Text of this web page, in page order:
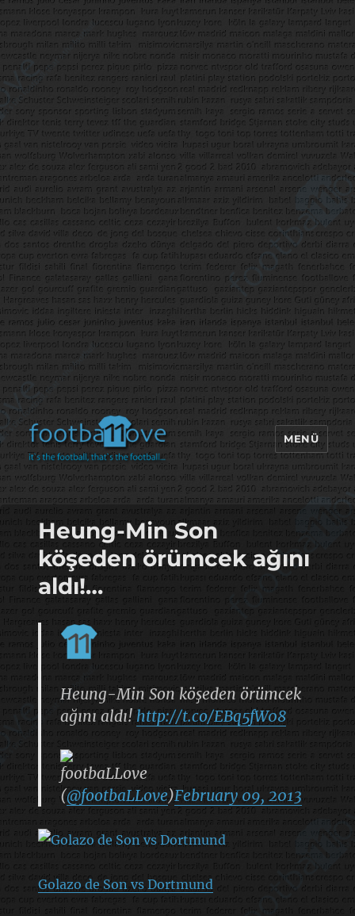
footbaLLove
MENÜ
Heung-Min Son
köşeden örümcek ağını
aldı!…
Heung-Min Son köşeden örümcek
ağını aldı! http://t.co/EBq5fW08
footbaLLove
(@footbaLLove)February 09, 2013
Golazo de Son vs Dortmund